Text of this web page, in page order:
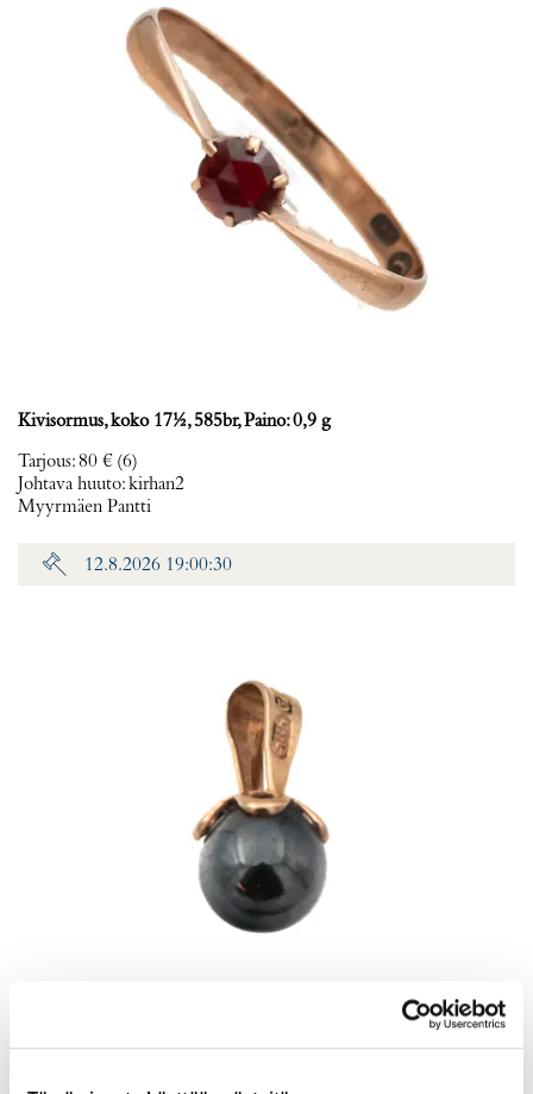
Kivisormus, koko 17½, 585br, Paino: 0,9 g
Tarjous:80 € (6)
Johtava huuto:kirhan2
Myyrmäen Pantti
12.8.2026 19:00:30